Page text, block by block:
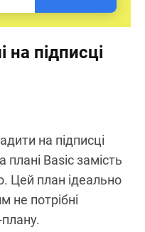
підписці
на підписці
Basic замість
Цей план ідеально
не потрібні